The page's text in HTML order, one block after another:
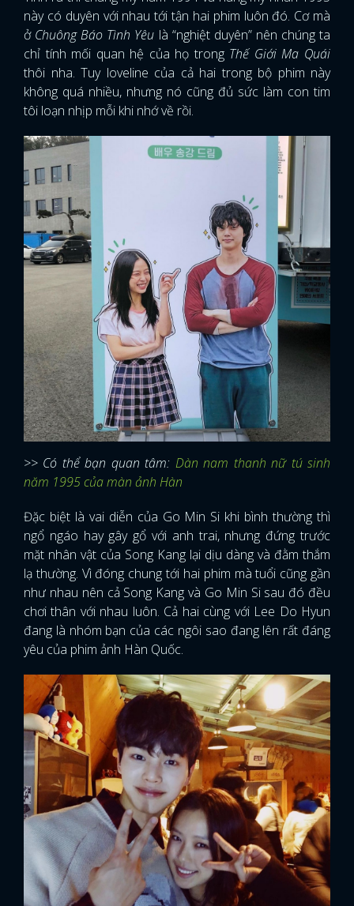
này có duyên với nhau tới tận hai phim luôn đó. Cơ mà
ở Chuông Báo Tình Yêu là “nghiệt duyên” nên chúng ta
chỉ tính mối quan hệ của họ trong Thế Giới Ma Quái
thôi nha. Tuy loveline của cả hai trong bộ phim này
không quá nhiều, nhưng nó cũng đủ sức làm con tim
tôi loạn nhịp mỗi khi nhớ về rồi.
>> Có thể bạn quan tâm: Dàn nam thanh nữ tú sinh
năm 1995 của màn ảnh Hàn
Đặc biệt là vai diễn của Go Min Si khi bình thường thì
ngổ ngáo hay gây gổ với anh trai, nhưng đứng trước
mặt nhân vật của Song Kang lại dịu dàng và đằm thắm
lạ thường. Vì đóng chung tới hai phim mà tuổi cũng gần
như nhau nên cả Song Kang và Go Min Si sau đó đều
chơi thân với nhau luôn. Cả hai cùng với Lee Do Hyun
đang là nhóm bạn của các ngôi sao đang lên rất đáng
yêu của phim ảnh Hàn Quốc.